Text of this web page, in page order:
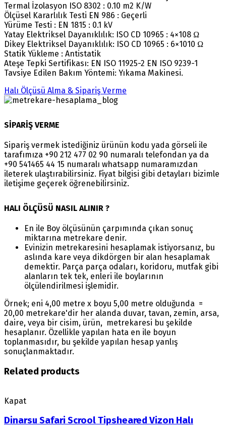
Termal İzolasyon ISO 8302 : 0.10 m2 K/W
Ölçüsel Kararlılık Testi EN 986 : Geçerli
Yürüme Testi : EN 1815 : 0.1 kV
Yatay Elektriksel Dayanıklılık: ISO CD 10965 : 4×108 Ω
Dikey Elektriksel Dayanıklılık: ISO CD 10965 : 6×1010 Ω
Statik Yükleme : Antistatik
Ateşe Tepki Sertifikası: EN ISO 11925-2 EN ISO 9239-1
Tavsiye Edilen Bakım Yöntemi: Yıkama Makinesi.
Halı Ölçüsü Alma & Sipariş Verme
SİPARİŞ VERME
Sipariş vermek istediğiniz ürünün kodu yada görseli ile
tarafımıza +90 212 477 02 90 numaralı telefondan ya da
+90 541465 44 15 numaralı whatsapp numaramızdan
ileterek ulaştırabilirsiniz. Fiyat bilgisi gibi detayları bizimle
iletişime geçerek öğrenebilirsiniz.
HALI ÖLÇÜSÜ NASIL ALINIR ?
En ile Boy ölçüsünün çarpımında çıkan sonuç
miktarına metrekare denir.
Evinizin metrekaresini hesaplamak istiyorsanız, bu
aslında kare veya dikdörgen bir alan hesaplamak
demektir. Parça parça odaları, koridoru, mutfak gibi
alanların tek tek, enleri ile boylarının
ölçülendirilmesi işlemidir.
Örnek; eni 4,00 metre x boyu 5,00 metre olduğunda =
20,00 metrekare'dir her alanda duvar, tavan, zemin, arsa,
daire, veya bir cisim, ürün, metrekaresi bu şekilde
hesaplanır. Özellikle yapılan hata en ile boyun
toplanmasıdır, bu şekilde yapılan hesap yanlış
sonuçlanmaktadır.
Related products
Kapat
Dinarsu Safari Scrool Tipsheared Vizon Halı